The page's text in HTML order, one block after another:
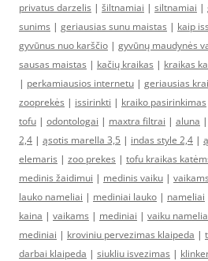
privatus darzelis | šiltnamiai | siltnamiai |
sunims | geriausias sunu maistas | kaip
gyvūnus nuo karščio | gyvūnų maudynės
sausas maistas | kačių kraikas | kraikas
| perkamiausios internetu | geriausias
zooprekės | issirinkti | kraiko pasirinkimas
tofu | odontologai | maxtra filtrai | aluna |
2,4 | ąsotis marella 3,5 | indas style 2,4 |
elemaris | zoo prekes | tofu kraikas
medinis žaidimui | medinis vaiku | vaikams
lauko nameliai | mediniai lauko | nameliai
kaina | vaikams | mediniai | vaiku
mediniai | kroviniu pervezimas klaipeda |
darbai klaipeda | siukliu isvezimas |